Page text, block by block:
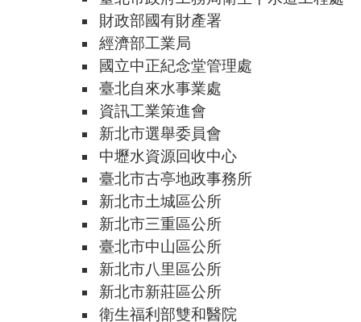
財政部國有財產署
經濟部工業局
國立中正紀念堂管理處
臺北自來水事業處
資訊工業策進會
新北市選舉委員會
中壢水資源回收中心
臺北市古亭地政事務所
新北市土城區公所
新北市三重區公所
臺北市中山區公所
新北市八里區公所
新北市新莊區公所
衛生福利部雙和醫院